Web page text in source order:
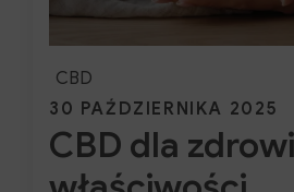
CBD
Posted
on
30 PAŹDZIERNIKA 2025
CBD dla